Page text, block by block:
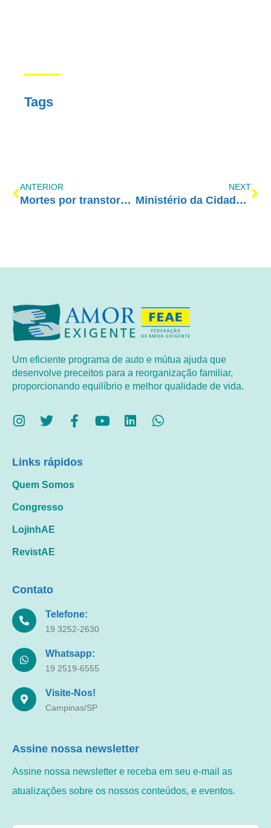
Tags
ANTERIOR
Mortes por transtornos ligados ao álcool crescem 156% em SP
NEXT
Ministério da Cidadania lança mapa virtual de Grupos Anônimos, de Ajuda Mútua e de Apoio a Familiares de Dependentes Químicos
Um eficiente programa de auto e mútua ajuda que
desenvolve preceitos para a reorganização familiar,
proporcionando equilíbrio e melhor qualidade de vida.
Links rápidos
Quem Somos
Congresso
LojinhAE
RevistAE
Contato
Telefone:
19 3252-2630
Whatsapp:
19 2519-6555
Visite-Nos!
Campinas/SP
Assine nossa newsletter
Assine nossa newsletter e receba em seu e-mail as
atualizações sobre os nossos conteúdos, e eventos.